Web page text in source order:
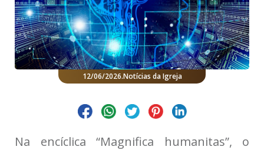
12/06/2026.Notícias da Igreja
Na encíclica “Magnifica humanitas”, o